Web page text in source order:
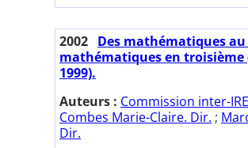
2002 Des mathématiques au
mathématiques en troisième
1999).
Auteurs : Commission inter-
Combes Marie-Claire. Dir. ;
Dir.